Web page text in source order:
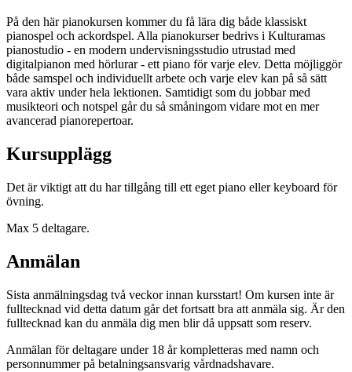
På den här pianokursen kommer du få lära dig både klassiskt
pianospel och ackordspel. Alla pianokurser bedrivs i Kulturamas
pianostudio - en modern undervisningsstudio utrustad med
digitalpianon med hörlurar - ett piano för varje elev. Detta möjliggör
både samspel och individuellt arbete och varje elev kan på så sätt
vara aktiv under hela lektionen. Samtidigt som du jobbar med
musikteori och notspel går du så småningom vidare mot en mer
avancerad pianorepertoar.
Kursupplägg
Det är viktigt att du har tillgång till ett eget piano eller keyboard för
övning.
Max 5 deltagare.
Anmälan
Sista anmälningsdag två veckor innan kursstart! Om kursen inte är
fulltecknad vid detta datum går det fortsatt bra att anmäla sig. Är den
fulltecknad kan du anmäla dig men blir då uppsatt som reserv.
Anmälan för deltagare under 18 år kompletteras med namn och
personnummer på betalningsansvarig vårdnadshavare.